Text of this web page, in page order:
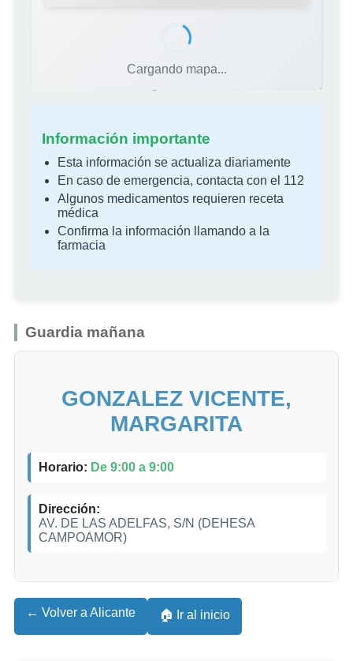
Cargando mapa...
Fuente: Colegio Oficial de Farmacéuticos de Alicante
Información importante
Esta información se actualiza diariamente
En caso de emergencia, contacta con el 112
Algunos medicamentos requieren receta
médica
Confirma la información llamando a la
farmacia
Guardia mañana
GONZALEZ VICENTE,
MARGARITA
Horario: De 9:00 a 9:00
Dirección:
AV. DE LAS ADELFAS, S/N (DEHESA
CAMPOAMOR)
← Volver a Alicante 🏠 Ir al inicio